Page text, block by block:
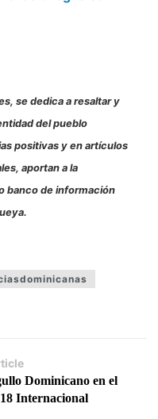
se dedica a resaltar y
del pueblo
positivas y en artículos
aportan a la
banco de información
Dominicano en el
Internacional